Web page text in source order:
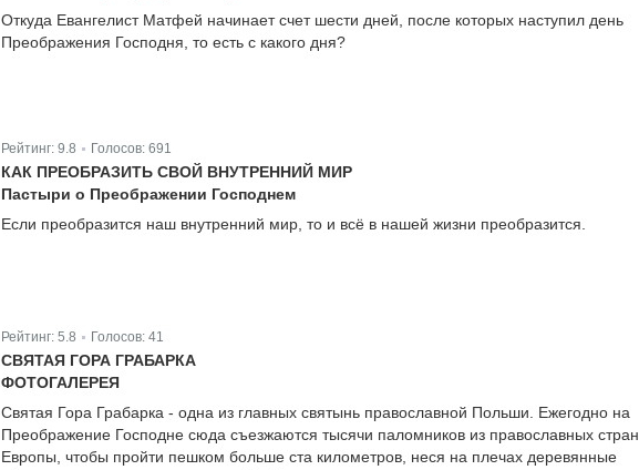
Откуда Евангелист Матфей начинает счет шести дней, после которых наступил день
Преображения Господня, то есть с какого дня?
Рейтинг: 9.8 Голосов: 691
КАК ПРЕОБРАЗИТЬ СВОЙ ВНУТРЕННИЙ МИР
Пастыри о Преображении Господнем
Если преобразится наш внутренний мир, то и всё в нашей жизни преобразится.
Рейтинг: 5.8 Голосов: 41
СВЯТАЯ ГОРА ГРАБАРКА
ФОТОГАЛЕРЕЯ
Святая Гора Грабарка - одна из главных святынь православной Польши. Ежегодно на
Преображение Господне сюда съезжаются тысячи паломников из православных стран
Европы, чтобы пройти пешком больше ста километров, неся на плечах деревянные